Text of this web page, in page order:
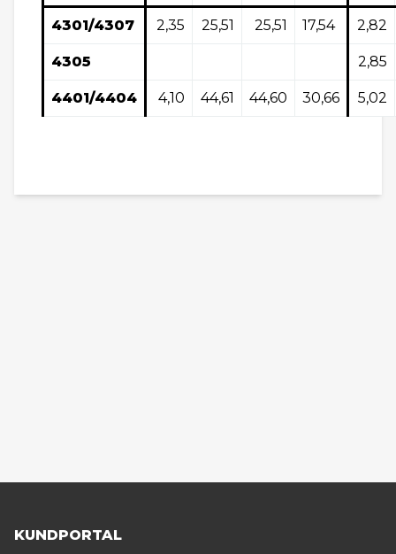
4301/4307 2,35 25,51 25,51 17,54 2,82
4305 2,85
4401/4404 4,10 44,61 44,60 30,66 5,02
KUNDPORTAL